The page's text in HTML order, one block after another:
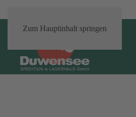
Zum Hauptinhalt springen